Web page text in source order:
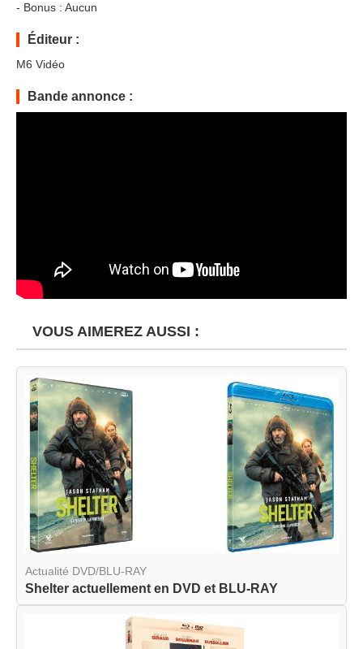
- Bonus : Aucun
Éditeur :
M6 Vidéo
Bande annonce :
VOUS AIMEREZ AUSSI :
Actualité DVD/BLU-RAY
Shelter actuellement en DVD et BLU-RAY